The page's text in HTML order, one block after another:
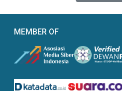
MEMBER OF